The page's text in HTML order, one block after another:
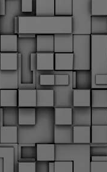
οριστικά τις
επαναφορά των
παρά τις
της ΑΔΕΔΥ και ενός
δώρων Χριστουγέννων,
μισθός) στους
μια μακρά
μνημονιακές περικοπές.
αποτελεσμάτων –
εγκύκλιο του Υπ.